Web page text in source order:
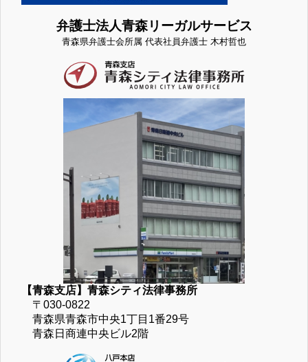
弁護士法人青森リーガルサービス
青森県弁護士会所属 代表社員弁護士 木村哲也
【青森支店】青森シティ法律事務所
〒030-0822
青森県青森市中央1丁目1番29号
青森日商連中央ビル2階